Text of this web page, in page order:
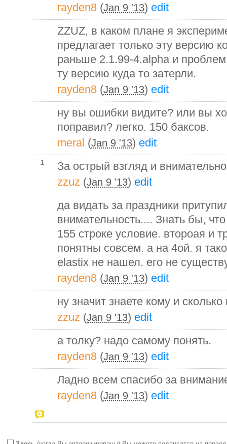
rayden8 (Jan 9 '13) edit
ZZUZ, в каком плане я
предлагает только эту версию
раньше 2.1.99-4.alpha и
ту версию куда то затерли.
rayden8 (Jan 9 '13) edit
ну вы ошибки видите? или вы
поправил? легко. 150 баксов.
meral (Jan 9 '13) edit
1
За острый взгляд и
zzuz (Jan 9 '13) edit
да видать за праздники
внимательность.... Знать бы,
155 строке условие. второая и
понятны совсем. а на 4ой. я
elastix не нашел. его не
rayden8 (Jan 9 '13) edit
ну значит знаете кому и
zzuz (Jan 9 '13) edit
а толку? надо самому понять.
rayden8 (Jan 9 '13) edit
Ладно всем спасибо за
rayden8 (Jan 9 '13) edit